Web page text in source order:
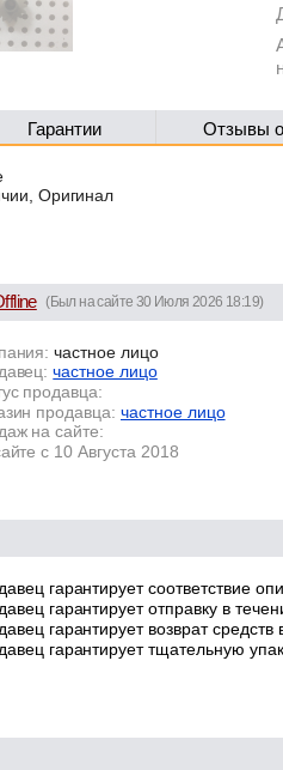
Гарантии Отзывы
Оригинал
(Был на сайте 30 Июля 2026 18:19)
частное лицо
частное лицо
продавца:
продавца: частное лицо
на сайте:
с 10 Августа 2018
гарантирует соответствие
гарантирует отправку в
гарантирует возврат средств
гарантирует тщательную